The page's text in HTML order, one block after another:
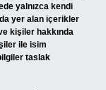
yalnızca kendi
yer alan içerikler
kişiler hakkında
ile isim
taslak